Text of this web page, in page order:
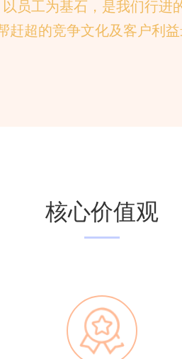
员工为基石，是我们行
超的竞争文化及客户利
核心价值观